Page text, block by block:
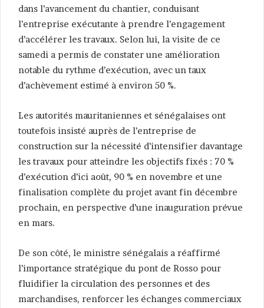
dans l’avancement du chantier, conduisant
l’entreprise exécutante à prendre l’engagement
d’accélérer les travaux. Selon lui, la visite de ce
samedi a permis de constater une amélioration
notable du rythme d’exécution, avec un taux
d’achèvement estimé à environ 50 %.
Les autorités mauritaniennes et sénégalaises ont
toutefois insisté auprès de l’entreprise de
construction sur la nécessité d’intensifier davantage
les travaux pour atteindre les objectifs fixés : 70 %
d’exécution d’ici août, 90 % en novembre et une
finalisation complète du projet avant fin décembre
prochain, en perspective d’une inauguration prévue
en mars.
De son côté, le ministre sénégalais a réaffirmé
l’importance stratégique du pont de Rosso pour
fluidifier la circulation des personnes et des
marchandises, renforcer les échanges commerciaux